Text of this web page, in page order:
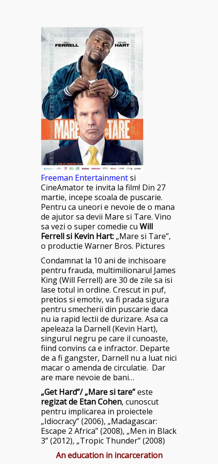
Freeman Entertainmentsi
CineAmator te invita la film! Din 27
martie, incepe scoala de puscarie.
Pentru ca uneori e nevoie de o mana
de ajutor sa devii Mare si Tare. Vino
sa vezi o super comedie cu Will
Ferrell si Kevin Hart: „Mare si Tare”,
o productie Warner Bros. Pictures
Condamnat la 10 ani de inchisoare
pentru frauda, multimilionarul James
King (Will Ferrell) are 30 de zile sa isi
lase totul in ordine. Crescut in puf,
pretios si emotiv, va fi prada sigura
pentru smecherii din puscarie daca
nu ia rapid lectii de durizare. Asa ca
apeleaza la Darnell (Kevin Hart),
singurul negru pe care il cunoaste,
fiind convins ca e infractor. Departe
de a fi gangster, Darnell nu a luat nici
macar o amenda de circulatie. Dar
are mare nevoie de bani…
„Get Hard”/ „Mare si tare”este
regizat de Etan Cohen, cunoscut
pentru implicarea in proiectele
„Idiocracy” (2006), „Madagascar:
Escape 2 Africa” (2008), „Men in Black
3” (2012), „Tropic Thunder” (2008)
An education in incarceration